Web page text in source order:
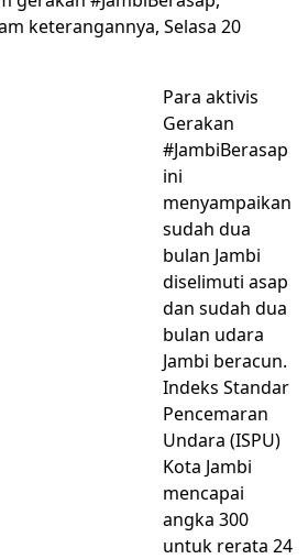
keterangannya, Selasa 20
Para aktivis
Gerakan
#JambiBerasap
ini
menyampaikan
sudah dua
bulan Jambi
diselimuti asap
dan sudah dua
bulan udara
Jambi beracun.
Indeks Standar
Pencemaran
Undara (ISPU)
Kota Jambi
mencapai
angka 300
untuk rerata 24